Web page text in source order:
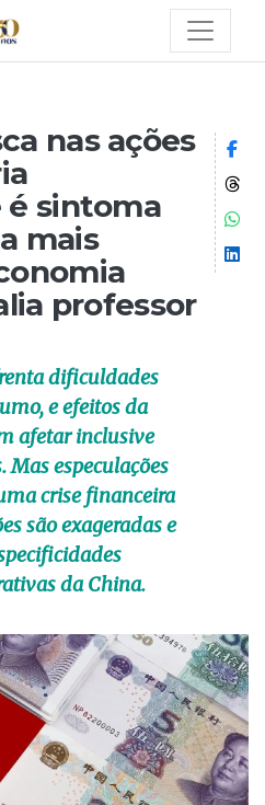
nas ações
é sintoma
mais
professor
dificuldades
e efeitos da
afetar inclusive
Mas especulações
crise financeira
são exageradas e
da China.